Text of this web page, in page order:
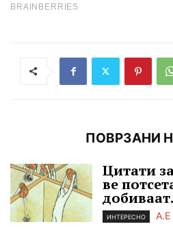
ПОВРЗАНИ
Цитати
ве
ИНТЕРЕСНО А.Е